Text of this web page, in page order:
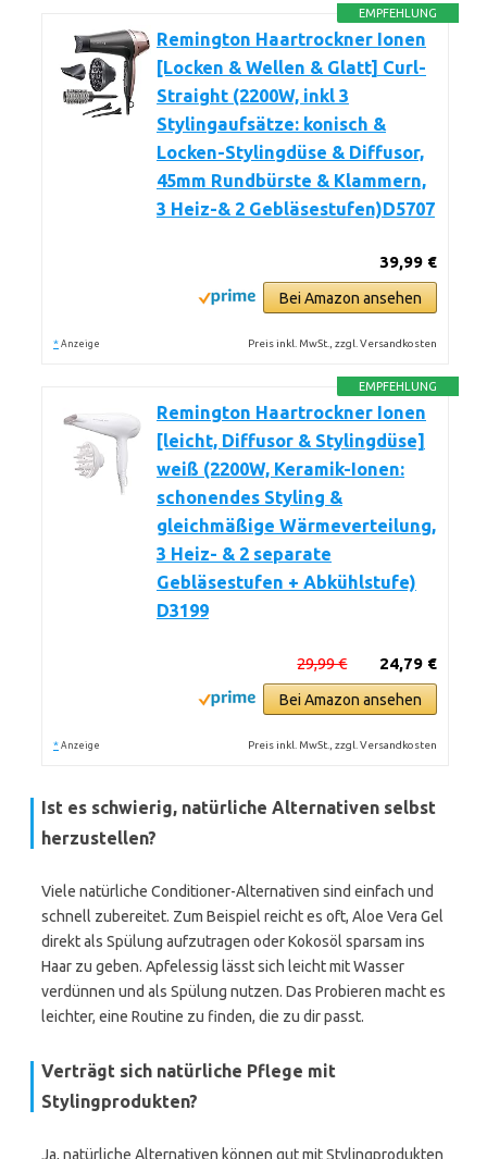
EMPFEHLUNG
Remington Haartrockner Ionen
[Locken & Wellen & Glatt] Curl-
Straight (2200W, inkl 3
Stylingaufsätze: konisch &
Locken-Stylingdüse & Diffusor,
45mm Rundbürste & Klammern,
3 Heiz-& 2 Gebläsestufen)D5707
39,99 €
Bei Amazon ansehen
* Anzeige Preis inkl. MwSt., zzgl. Versandkosten
EMPFEHLUNG
Remington Haartrockner Ionen
[leicht, Diffusor & Stylingdüse]
weiß (2200W, Keramik-Ionen:
schonendes Styling &
gleichmäßige Wärmeverteilung,
3 Heiz- & 2 separate
Gebläsestufen + Abkühlstufe)
D3199
24,79 €
29,99 €
Bei Amazon ansehen
* Anzeige Preis inkl. MwSt., zzgl. Versandkosten
Ist es schwierig, natürliche Alternativen selbst
herzustellen?
Viele natürliche Conditioner-Alternativen sind einfach und
schnell zubereitet. Zum Beispiel reicht es oft, Aloe Vera Gel
direkt als Spülung aufzutragen oder Kokosöl sparsam ins
Haar zu geben. Apfelessig lässt sich leicht mit Wasser
verdünnen und als Spülung nutzen. Das Probieren macht es
leichter, eine Routine zu finden, die zu dir passt.
Verträgt sich natürliche Pflege mit
Stylingprodukten?
Ja, natürliche Alternativen können gut mit Stylingprodukten